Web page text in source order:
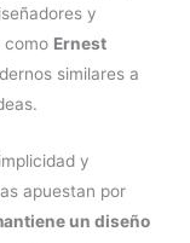
y
como Ernest
similares a
y
apuestan por
un diseño